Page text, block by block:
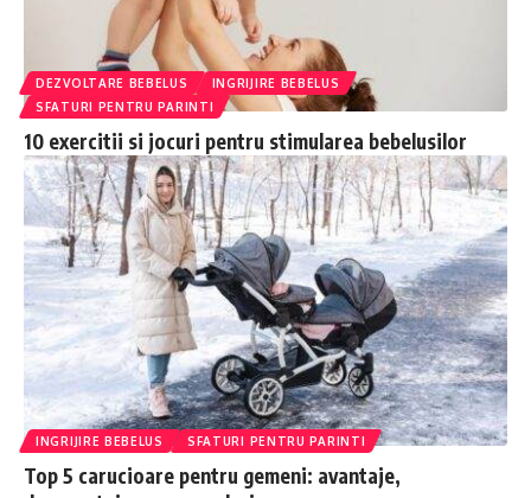
DEZVOLTARE BEBELUS
INGRIJIRE BEBELUS
SFATURI PENTRU PARINTI
10 exercitii si jocuri pentru stimularea bebelusilor
INGRIJIRE BEBELUS SFATURI PENTRU PARINTI
Top 5 carucioare pentru gemeni: avantaje,